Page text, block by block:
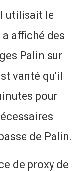
utilisait le
affiché des
Palin sur
vanté qu'il
pour
de Palin.
de proxy de